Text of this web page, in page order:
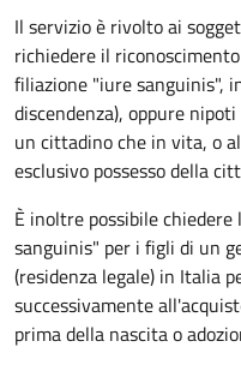
Il servizio è rivolto ai
richiedere il
filiazione "iure sanguinis",
discendenza), oppure
un cittadino che in vita, o
esclusivo possesso della
È inoltre possibile
sanguinis" per i figli di un
(residenza legale) in Italia
successivamente
prima della nascita o